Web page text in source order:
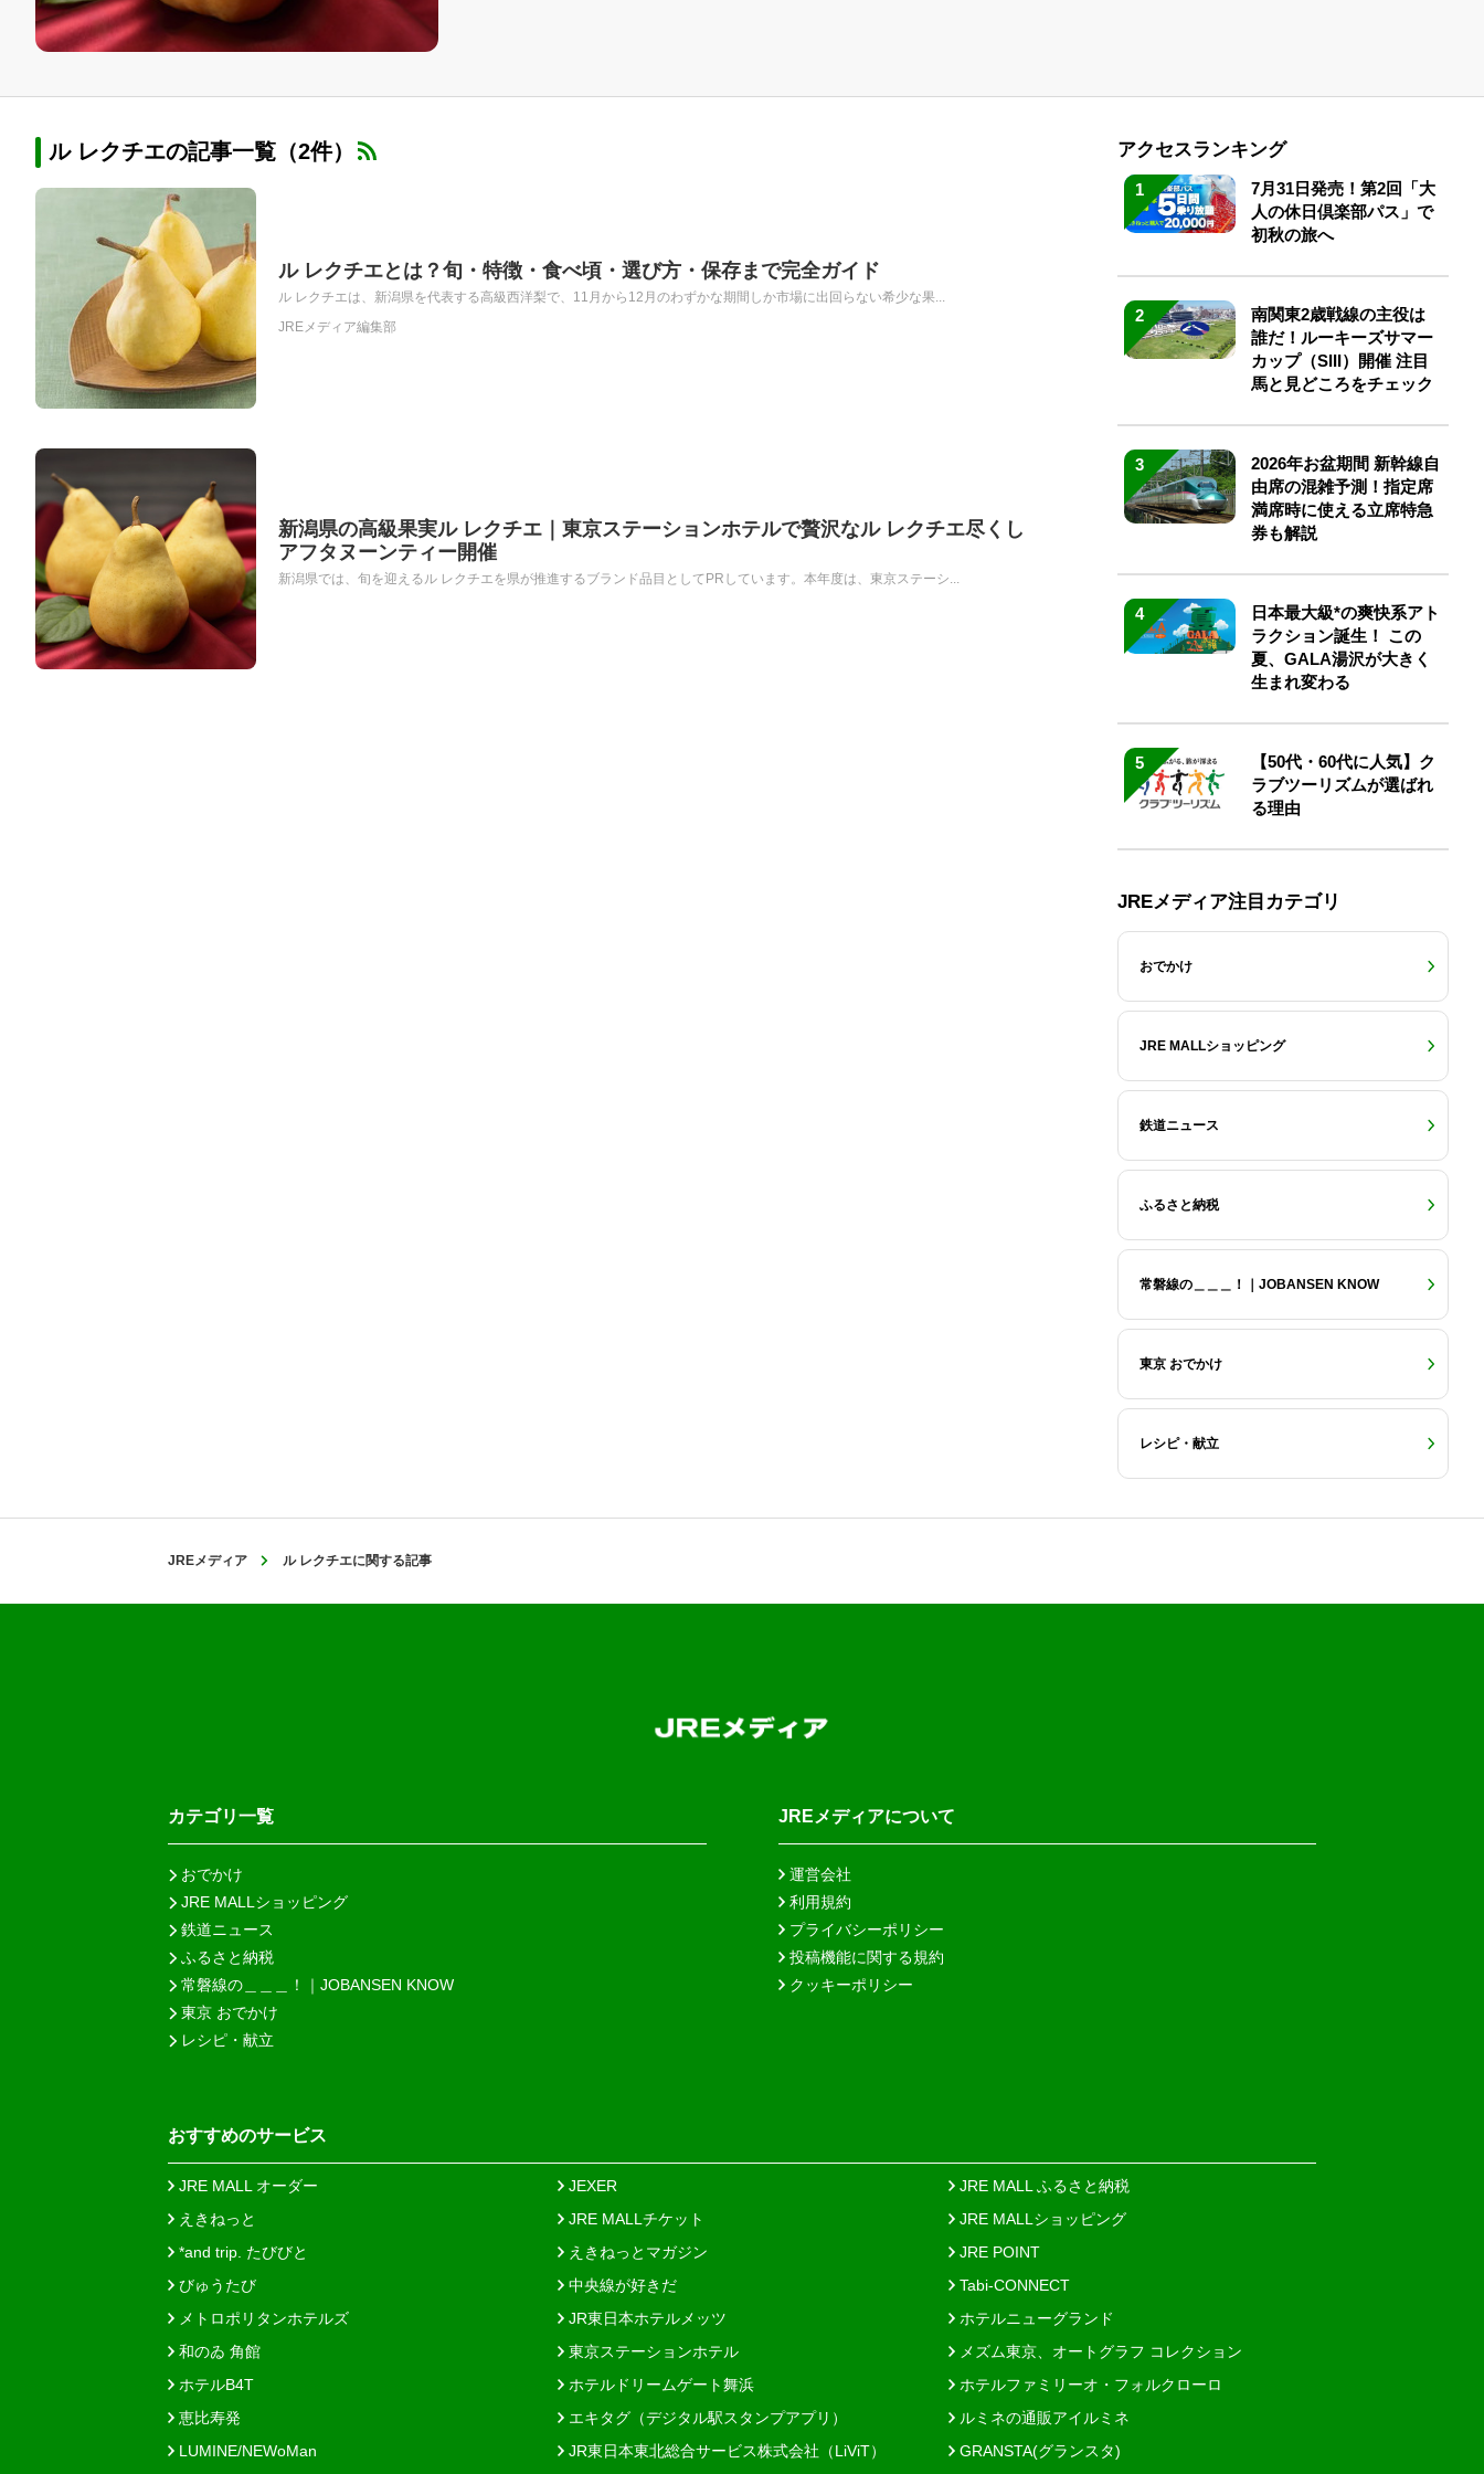
ル レクチエの記事一覧（2件）
ル レクチエとは？旬・特徴・食べ頃・選び方・保存まで完全ガイド
ル レクチエは、新潟県を代表する高級西洋梨で、11月から12月のわずかな期間しか市場に出回らない希少な果...
JREメディア編集部
新潟県の高級果実ル レクチエ｜東京ステーションホテルで贅沢なル レクチエ尽くし
アフタヌーンティー開催
新潟県では、旬を迎えるル レクチエを県が推進するブランド品目としてPRしています。本年度は、東京ステーシ...
アクセスランキング
1
7月31日発売！第2回「大
人の休日倶楽部パス」で
初秋の旅へ
2
南関東2歳戦線の主役は
誰だ！ルーキーズサマー
カップ（SIII）開催 注目
馬と見どころをチェック
3
2026年お盆期間 新幹線自
由席の混雑予測！指定席
満席時に使える立席特急
券も解説
4
日本最大級*の爽快系アト
ラクション誕生！ この
夏、GALA湯沢が大きく
生まれ変わる
5
【50代・60代に人気】ク
ラブツーリズムが選ばれ
る理由
JREメディア注目カテゴリ
おでかけ
JRE MALLショッピング
鉄道ニュース
ふるさと納税
常磐線の＿＿＿！｜JOBANSEN KNOW
東京 おでかけ
レシピ・献立
JREメディア ル レクチエに関する記事
カテゴリ一覧
おでかけ
JRE MALLショッピング
鉄道ニュース
ふるさと納税
常磐線の＿＿＿！｜JOBANSEN KNOW
東京 おでかけ
レシピ・献立
JREメディアについて
運営会社
利用規約
プライバシーポリシー
投稿機能に関する規約
クッキーポリシー
おすすめのサービス
JRE MALL オーダー JEXER
JRE MALL ふるさと納税
えきねっと
JRE MALLチケット
JRE MALLショッピング
*and trip. たびびと
えきねっとマガジン
JRE POINT
びゅうたび
中央線が好きだ
Tabi-CONNECT
メトロポリタンホテルズ
JR東日本ホテルメッツ
ホテルニューグランド
和のゐ 角館
東京ステーションホテル
メズム東京、オートグラフ コレクション
ホテルB4T
ホテルドリームゲート舞浜
ホテルファミリーオ・フォルクローロ
恵比寿発
エキタグ（デジタル駅スタンプアプリ）
ルミネの通販アイルミネ
LUMINE/NEWoMan
JR東日本東北総合サービス株式会社（LiViT） GRANSTA(グランスタ)